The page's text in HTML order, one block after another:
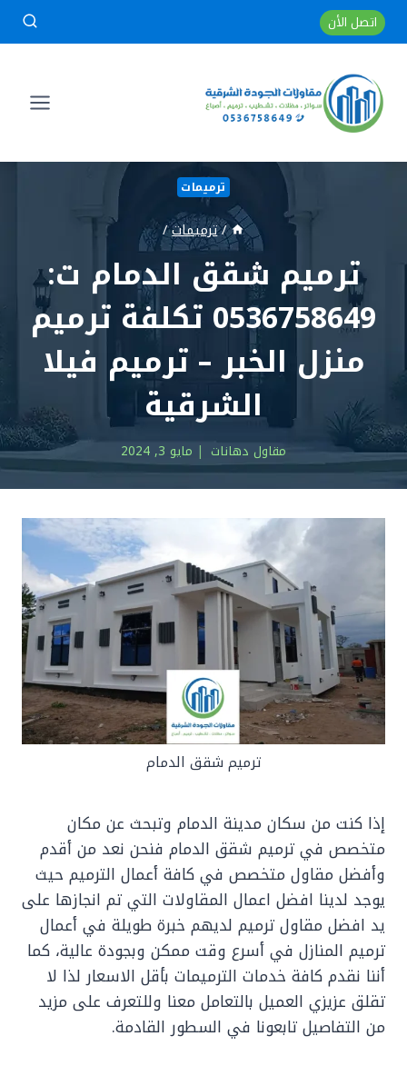
التجاوز
إلى
اتصل الأن
ترميمات
/ترميمات/
ترميم شقق الدمام ت:
0536758649 تكلفة ترميم
منزل الخبر – ترميم فيلا
الشرقية
مقاول دهانات مايو 3, 2024
ترميم شقق الدمام
إذا كنت من سكان مدينة الدمام وتبحث عن مكان
متخصص في ترميم شقق الدمام فنحن نعد من أقدم
وأفضل مقاول متخصص في كافة أعمال الترميم حيث
يوجد لدينا افضل اعمال المقاولات التي تم انجازها على
يد افضل مقاول ترميم لديهم خبرة طويلة في أعمال
ترميم المنازل في أسرع وقت ممكن وبجودة عالية، كما
أننا نقدم كافة خدمات الترميمات بأقل الاسعار لذا لا
تقلق عزيزي العميل بالتعامل معنا وللتعرف على مزيد
من التفاصيل تابعونا في السطور القادمة.